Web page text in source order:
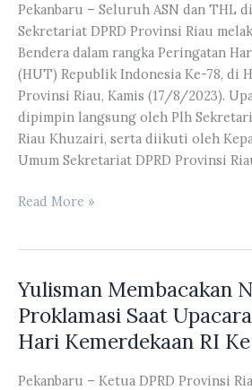
HUT
Ke-
78
Kemerdekaan
RI
Tahun
2023
Pekanbaru – Seluruh ASN dan THL
Sekretariat DPRD Provinsi Riau
Bendera dalam rangka Peringatan
(HUT) Republik Indonesia Ke-78, di
Provinsi Riau, Kamis (17/8/2023).
dipimpin langsung oleh Plh
Riau Khuzairi, serta diikuti oleh
Umum Sekretariat DPRD Provinsi
Seluruh
di
Lingkungan
DPRD
Provinsi
Read More »
Yulisman Membacakan
Proklamasi Saat
Hari Kemerdekaan RI
Pekanbaru – Ketua DPRD Provinsi